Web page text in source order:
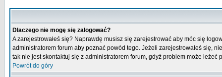
Dlaczego nie mogę się zalogować?
A zarejestrowałeś się? Naprawdę musisz się zarejestrować aby móc się
administratorem forum aby poznać powód tego. Jeżeli zarejestrowałeś się,
tak nie jest skontaktuj się z administratorem forum, gdyż problem może leżeć
Powrót do góry